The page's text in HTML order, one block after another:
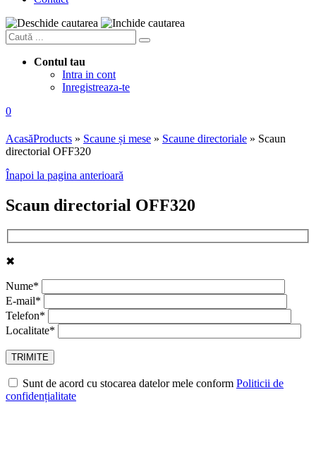
Contul tau
Intra in cont
Inregistreaza-te
0
AcasăProducts » Scaune și mese » Scaune directoriale » Scaun
directorial OFF320
Înapoi la pagina anterioară
Scaun directorial OFF320
✖
Nume*
E-mail*
Telefon*
Localitate*
Sunt de acord cu stocarea datelor mele conform Politicii de
confidențialitate